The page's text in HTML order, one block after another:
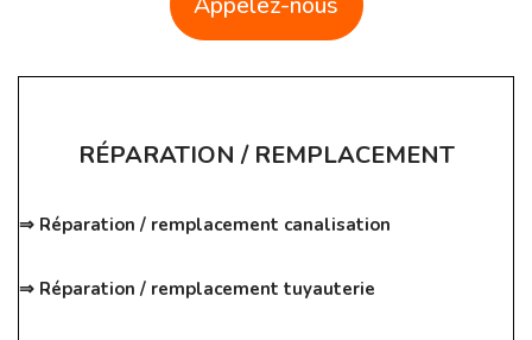
RÉPARATION / REMPLACEMENT
⇒ Réparation / remplacement canalisation
⇒ Réparation / remplacement tuyauterie